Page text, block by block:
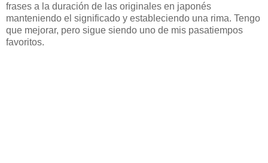
frases a la duración de las originales en japonés
manteniendo el significado y estableciendo una rima. Tengo
que mejorar, pero sigue siendo uno de mis pasatiempos
favoritos.